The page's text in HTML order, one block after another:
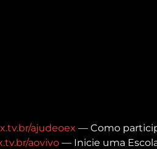
ajudeoex — Como
aovivo — Inicie uma